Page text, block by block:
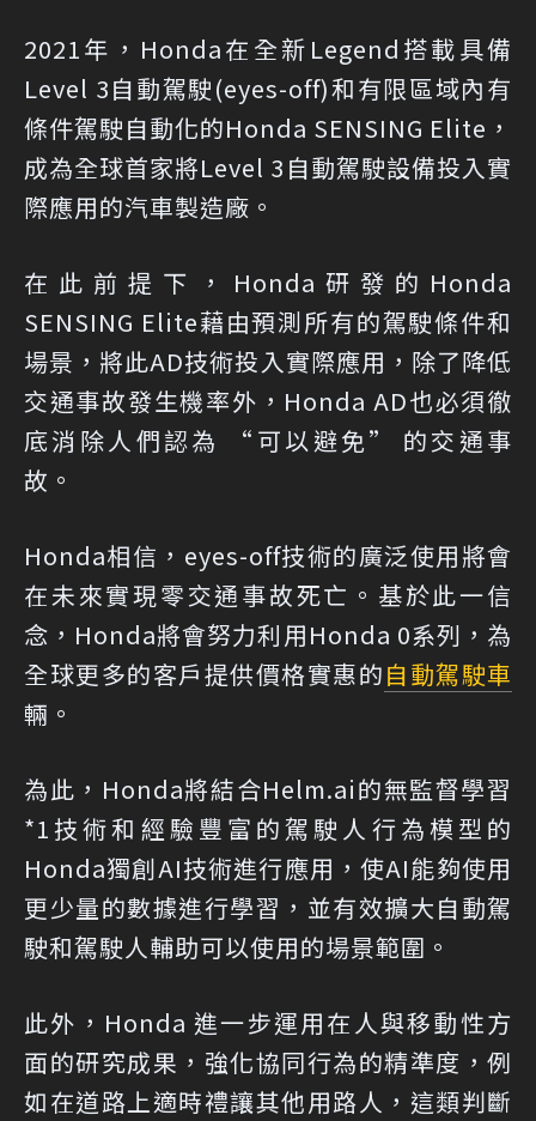
2021年，Honda在全新Legend搭載具備
Level 3自動駕駛(eyes-off)和有限區域內有
條件駕駛自動化的Honda SENSING Elite，
成為全球首家將Level 3自動駕駛設備投入實
際應用的汽車製造廠。
在此前提下，Honda研發的Honda
SENSING Elite藉由預測所有的駕駛條件和
場景，將此AD技術投入實際應用，除了降低
交通事故發生機率外，Honda AD也必須徹
底消除人們認為 “可以避免” 的交通事
故。
Honda相信，eyes-off技術的廣泛使用將會
在未來實現零交通事故死亡。基於此一信
念，Honda將會努力利用Honda 0系列，為
全球更多的客戶提供價格實惠的自動駕駛車
輛。
為此，Honda將結合Helm.ai的無監督學習
*1技術和經驗豐富的駕駛人行為模型的
Honda獨創AI技術進行應用，使AI能夠使用
更少量的數據進行學習，並有效擴大自動駕
駛和駕駛人輔助可以使用的場景範圍。
此外，Honda 進一步運用在人與移動性方
面的研究成果，強化協同行為的精準度，例
如在道路上適時禮讓其他用路人，這類判斷